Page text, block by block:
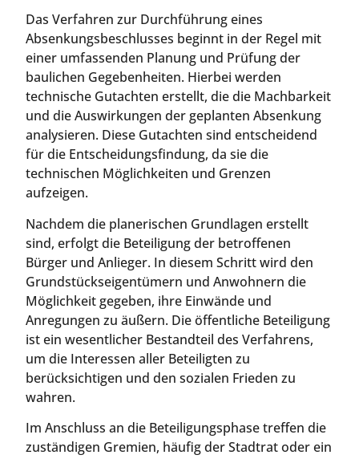
Das Verfahren zur Durchführung eines
Absenkungsbeschlusses beginnt in der Regel mit
einer umfassenden Planung und Prüfung der
baulichen Gegebenheiten. Hierbei werden
technische Gutachten erstellt, die die Machbarkeit
und die Auswirkungen der geplanten Absenkung
analysieren. Diese Gutachten sind entscheidend
für die Entscheidungsfindung, da sie die
technischen Möglichkeiten und Grenzen
aufzeigen.
Nachdem die planerischen Grundlagen erstellt
sind, erfolgt die Beteiligung der betroffenen
Bürger und Anlieger. In diesem Schritt wird den
Grundstückseigentümern und Anwohnern die
Möglichkeit gegeben, ihre Einwände und
Anregungen zu äußern. Die öffentliche Beteiligung
ist ein wesentlicher Bestandteil des Verfahrens,
um die Interessen aller Beteiligten zu
berücksichtigen und den sozialen Frieden zu
wahren.
Im Anschluss an die Beteiligungsphase treffen die
zuständigen Gremien, häufig der Stadtrat oder ein